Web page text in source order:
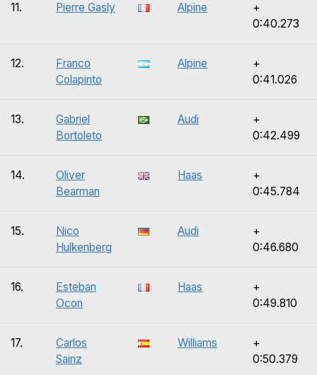
11. Pierre Gasly Alpine
+
0:40.273
12.
Franco
Colapinto
Alpine
+
0:41.026
13.
Gabriel
Bortoleto
Audi
+
0:42.499
14.
Oliver
Bearman
Haas
+
0:45.784
15.
Nico
Hulkenberg
Audi
+
0:46.680
16.
Esteban
Ocon
Haas
+
0:49.810
17.
Carlos
Sainz
Williams
+
0:50.379